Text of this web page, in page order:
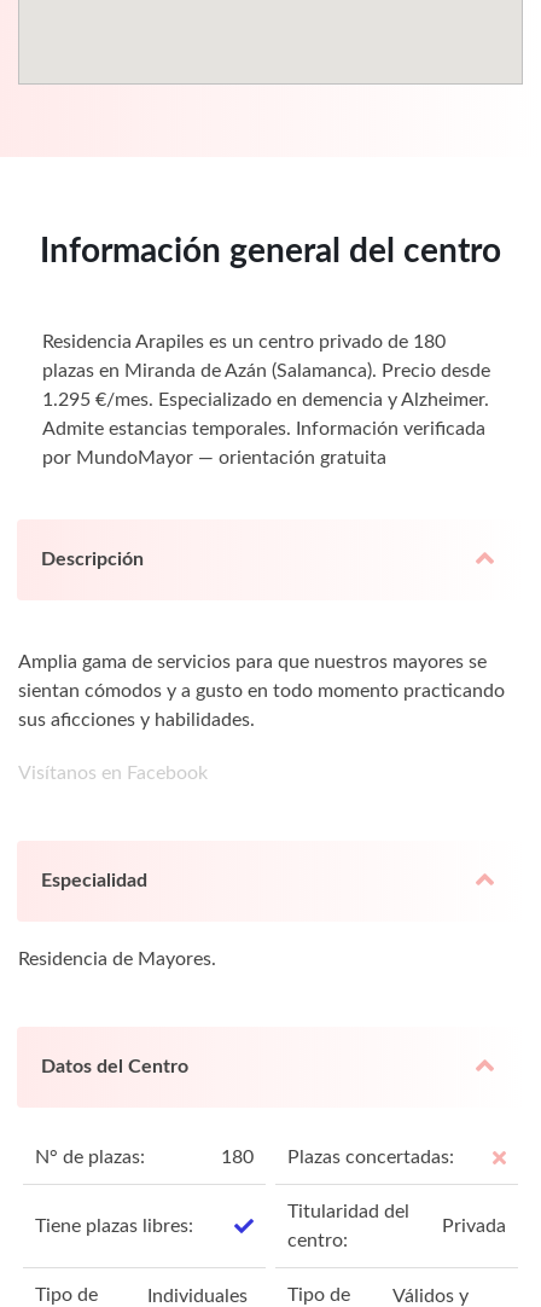
Información general del centro
Residencia Arapiles es un centro privado de 180
plazas en Miranda de Azán (Salamanca). Precio desde
1.295 €/mes. Especializado en demencia y Alzheimer.
Admite estancias temporales. Información verificada
por MundoMayor — orientación gratuita
Descripción
Amplia gama de servicios para que nuestros mayores se
sientan cómodos y a gusto en todo momento practicando
sus aficciones y habilidades.
Visítanos en Facebook
Especialidad
Residencia de Mayores.
Datos del Centro
N° de plazas: 180 Plazas concertadas:
Tiene plazas libres:
Titularidad del
centro:
Privada
Tipo de Individuales Tipo de Válidos y